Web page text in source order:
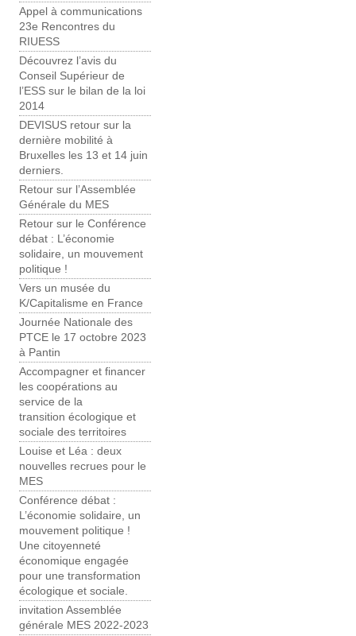
Appel à communications
23e Rencontres du
RIUESS
Découvrez l’avis du
Conseil Supérieur de
l’ESS sur le bilan de la loi
2014
DEVISUS retour sur la
dernière mobilité à
Bruxelles les 13 et 14 juin
derniers.
Retour sur l’Assemblée
Générale du MES
Retour sur le Conférence
débat : L’économie
solidaire, un mouvement
politique !
Vers un musée du
K/Capitalisme en France
Journée Nationale des
PTCE le 17 octobre 2023
à Pantin
Accompagner et financer
les coopérations au
service de la
transition écologique et
sociale des territoires
Louise et Léa : deux
nouvelles recrues pour le
MES
Conférence débat :
L’économie solidaire, un
mouvement politique !
Une citoyenneté
économique engagée
pour une transformation
écologique et sociale.
invitation Assemblée
générale MES 2022-2023